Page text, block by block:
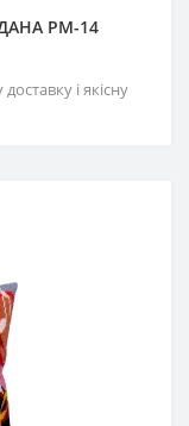
РМ-14
і якісну